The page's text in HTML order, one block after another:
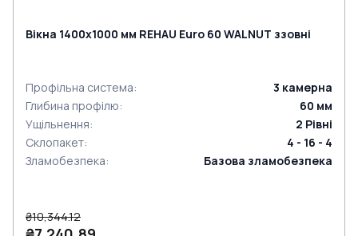
Вікна 1400x1000 мм REHAU Euro 60 WALNUT ззовні
Профільна система: 3 камерна
Глибина профілю: 60 мм
Ущільнення: 2 Рівні
Склопакет:
4 - 16 - 4
Зламобезпека: Базова зламобезпека
₴10,344.12